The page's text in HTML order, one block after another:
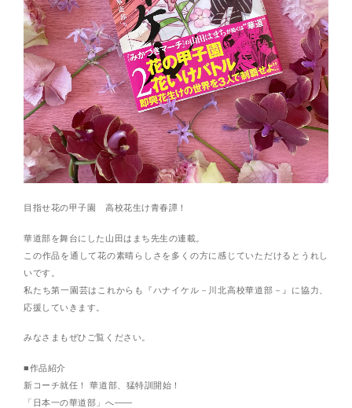
目指せ花の甲子園 高校花生け青春譚！
華道部を舞台にした山田はまち先生の連載。
この作品を通して花の素晴らしさを多くの方に感じていただけるとうれし
いです。
私たち第一園芸はこれからも『ハナイケル－川北高校華道部－』に協力、
応援していきます。
みなさまもぜひご覧ください。
■作品紹介
新コーチ就任！ 華道部、猛特訓開始！
「日本一の華道部」へ――